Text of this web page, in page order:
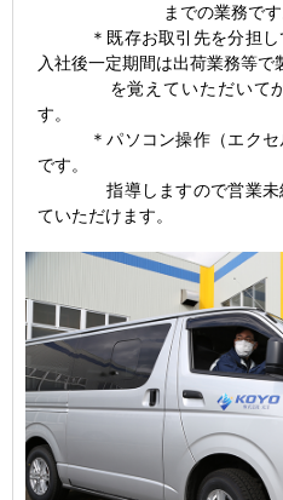
までの業務です
＊既存お取引先を分担して
入社後一定期間は出荷業務等で
を覚えていただいてから
す。
＊パソコン操作（エクセ
です。
指導しますので営業未経
ていただけます。